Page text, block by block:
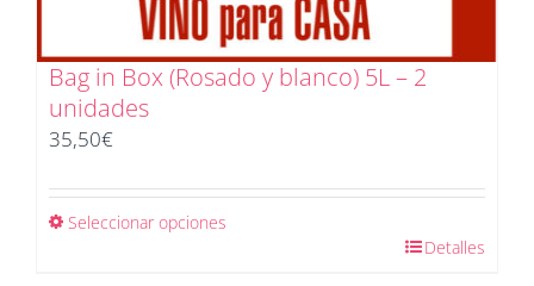
Bag in Box (Rosado y blanco) 5L – 2
unidades
35,50€
Seleccionar opciones
Detalles